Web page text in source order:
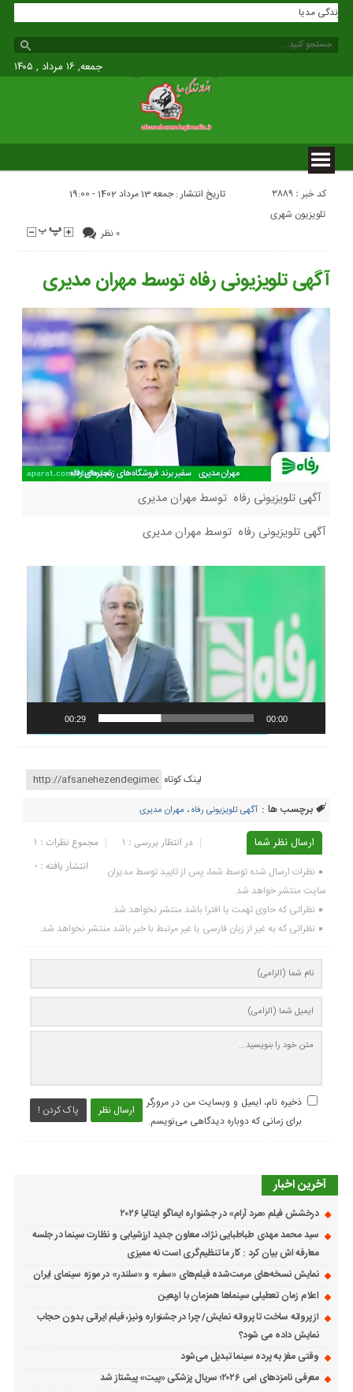
افسانه زندگی مدیا
جمعه, ۱۶ مرداد , ۱۴۰۵
کد خبر : 3889 تاریخ انتشار : جمعه 13 مرداد 1402 - 19:00
۰ نظر
تلویزیون شهری
آگهی تلویزیونی رفاه توسط مهران مدیری
آگهی تلویزیونی رفاه توسط مهران مدیری
آگهی تلویزیونی رفاه توسط مهران مدیری
00:00
00:29
لینک کوتاه
برچسب ها : آگهی تلویزیونی رفاه، مهران مدیری
ارسال نظر شما مجموع نظرات : 1
در انتظار بررسی : 1
انتشار یافته : ۰
نظرات ارسال شده توسط شما، پس از تایید توسط مدیران
سایت منتشر خواهد شد.
نظراتی که حاوی تهمت یا افترا باشد منتشر نخواهد شد.
نظراتی که به غیر از زبان فارسی یا غیر مرتبط با خبر باشد منتشر نخواهد شد.
ارسال نظر پاک کردن !
ذخیره نام، ایمیل و وبسایت من در مرورگر
برای زمانی که دوباره دیدگاهی می‌نویسم.
آخرین اخبار
درخشش فیلم «مرد آرام» در جشنواره ایماگو ایتالیا ۲۰۲۶
سید محمد مهدی طباطبایی نژاد، معاون جدید ارزشیابی و نظارت سینما در جلسه
معارفه اش بیان کرد : کار ما تنظیم‌گری است نه ممیزی
نمایش نسخه‌های مرمت‌شده فیلم‌های «سفر» و «سلندر» در موزه سینمای ایران
اعلام زمان تعطیلی سینماها همزمان با اربعین
از پروانه ساخت تا پروانه نمایش/ چرا در جشنواره ونیز، فیلم ایرانی بدون حجاب
نمایش داده می شود؟
وقتی مغز به پرده سینما تبدیل می‌شود
معرفی نامزدهای امی ۲۰۲۶؛ سریال پزشکی «پیت» پیشتاز شد